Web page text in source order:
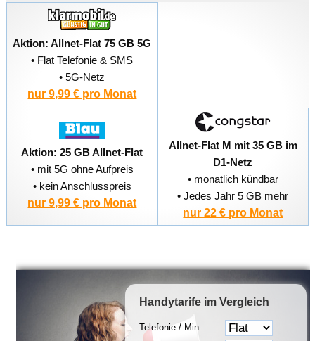
Aktion: Allnet-Flat 75 GB 5G
• Flat Telefonie & SMS
• 5G-Netz
nur 9,99 € pro Monat
Aktion: 25 GB Allnet-Flat
• mit 5G ohne Aufpreis
• kein Anschlusspreis
nur 9,99 € pro Monat
Allnet-Flat M mit 35 GB im
D1-Netz
• monatlich kündbar
• Jedes Jahr 5 GB mehr
nur 22 € pro Monat
Handytarife im Vergleich
Telefonie / Min: